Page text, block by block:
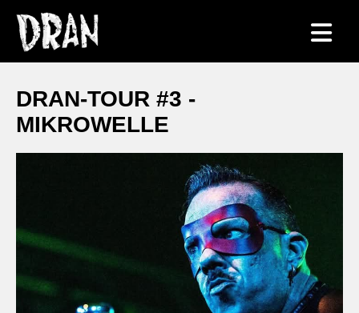
DRAN-TOUR #3 -
MIKROWELLE